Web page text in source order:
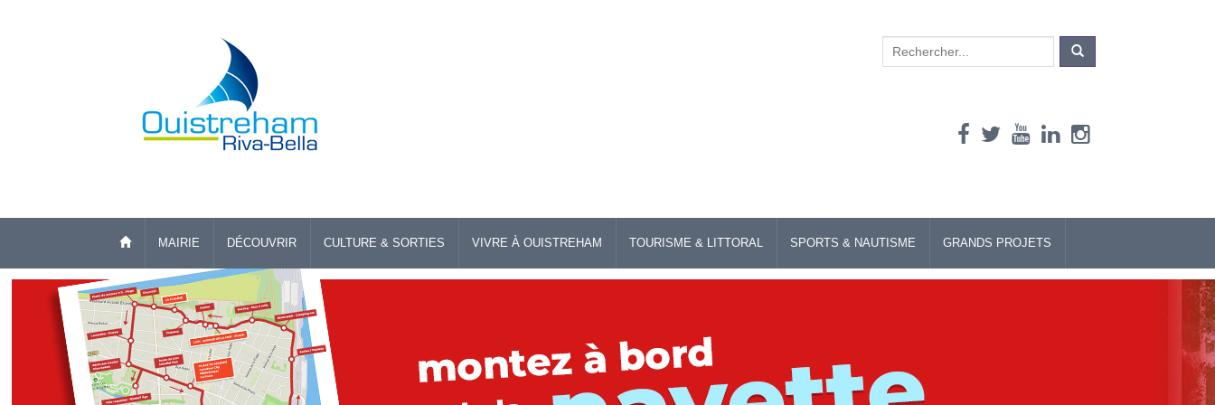
Search
for:
MAIRIE DÉCOUVRIR CULTURE & SORTIES VIVRE À OUISTREHAM TOURISME & LITTORAL SPORTS & NAUTISME GRANDS PROJETS